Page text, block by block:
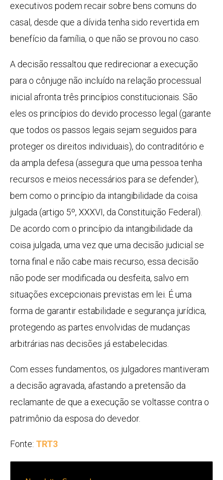
executivos podem recair sobre bens comuns do
casal, desde que a dívida tenha sido revertida em
benefício da família, o que não se provou no caso.
A decisão ressaltou que redirecionar a execução
para o cônjuge não incluído na relação processual
inicial afronta três princípios constitucionais. São
eles os princípios do devido processo legal (garante
que todos os passos legais sejam seguidos para
proteger os direitos individuais), do contraditório e
da ampla defesa (assegura que uma pessoa tenha
recursos e meios necessários para se defender),
bem como o princípio da intangibilidade da coisa
julgada (artigo 5º, XXXVI, da Constituição Federal).
De acordo com o princípio da intangibilidade da
coisa julgada, uma vez que uma decisão judicial se
torna final e não cabe mais recurso, essa decisão
não pode ser modificada ou desfeita, salvo em
situações excepcionais previstas em lei. É uma
forma de garantir estabilidade e segurança jurídica,
protegendo as partes envolvidas de mudanças
arbitrárias nas decisões já estabelecidas.
Com esses fundamentos, os julgadores mantiveram
a decisão agravada, afastando a pretensão da
reclamante de que a execução se voltasse contra o
patrimônio da esposa do devedor.
Fonte: TRT3